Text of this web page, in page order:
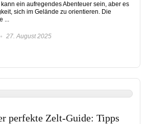
ein aufregendes Abenteuer sein, aber es
sich im Gelände zu orientieren. Die
...
27. August 2025
perfekte Zelt-Guide: Tipps